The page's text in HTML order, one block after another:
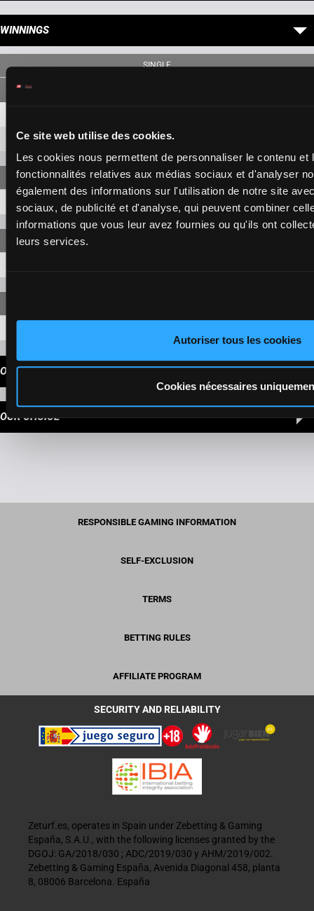
Ce site web utilise des cookies.
Les cookies nous permettent de personnaliser le contenu
fonctionnalités relatives aux médias sociaux et d'analyser
également des informations sur l'utilisation de notre site
sociaux, de publicité et d'analyse, qui peuvent combiner
informations que vous leur avez fournies ou qu'ils ont
leurs services.
Autoriser tous les cookies
Cookies nécessaires
WINNINGS
SINGLE
1
6-1 64,90 €
OUR TIPS
OUR CHOICE
RESPONSIBLE GAMING INFORMATION
SELF-EXCLUSION
TERMS
BETTING RULES
AFFILIATE PROGRAM
SECURITY AND RELIABILITY
Zeturf.es, operates in Spain under Zebetting & Gaming
España, S.A.U., with the following licenses granted by the
DGOJ: GA/2018/030 ; ADC/2019/030 y AHM/2019/002.
Zebetting & Gaming España, Avenida Diagonal 458, planta
8, 08006 Barcelona. España